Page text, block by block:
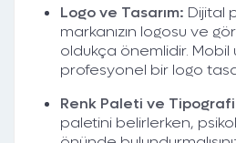
Logo ve Tasarım: Dijital
markanızın logosu ve
oldukça önemlidir. Mobil
profesyonel bir logo
Renk Paleti ve
paletini belirlerken,